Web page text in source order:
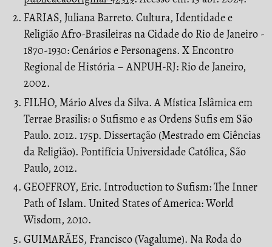
FARIAS, Juliana Barreto. Cultura, Identidade e
Religião Afro-Brasileiras na Cidade do Rio de Janeiro -
1870-1930: Cenários e Personagens. X Encontro
Regional de História – ANPUH-RJ: Rio de Janeiro,
2002.
FILHO, Mário Alves da Silva. A Mística Islâmica em
Terrae Brasilis: o Sufismo e as Ordens Sufis em São
Paulo. 2012. 175p. Dissertação (Mestrado em Ciências
da Religião). Pontifícia Universidade Católica, São
Paulo, 2012.
GEOFFROY, Eric. Introduction to Sufism: The Inner
Path of Islam. United States of America: World
Wisdom, 2010.
GUIMARÃES, Francisco (Vagalume). Na Roda do